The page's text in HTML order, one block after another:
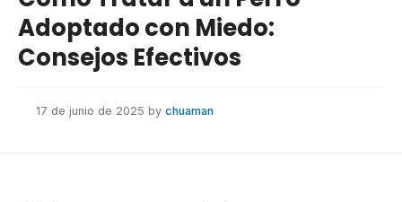
Adoptado con Miedo:
Consejos Efectivos
17 de junio de 2025 by chuaman